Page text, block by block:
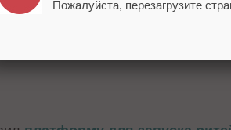
новых возможностей,
Пожалуйста, перезагрузите